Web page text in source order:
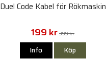
Duel Code Kabel för Rökmaskin
199 kr 399 kr
Info Köp